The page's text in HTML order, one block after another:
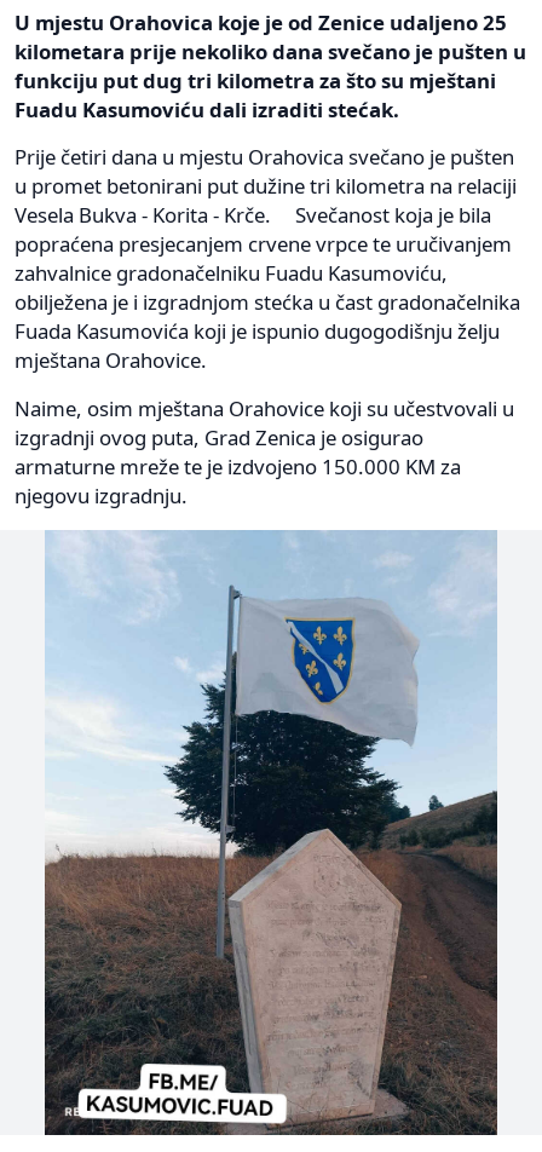
U mjestu Orahovica koje je od Zenice udaljeno 25
kilometara prije nekoliko dana svečano je pušten u
funkciju put dug tri kilometra za što su mještani
Fuadu Kasumoviću dali izraditi stećak.
Prije četiri dana u mjestu Orahovica svečano je pušten
u promet betonirani put dužine tri kilometra na relaciji
Vesela Bukva - Korita - Krče. Svečanost koja je bila
popraćena presjecanjem crvene vrpce te uručivanjem
zahvalnice gradonačelniku Fuadu Kasumoviću,
obilježena je i izgradnjom stećka u čast gradonačelnika
Fuada Kasumovića koji je ispunio dugogodišnju želju
mještana Orahovice.
Naime, osim mještana Orahovice koji su učestvovali u
izgradnji ovog puta, Grad Zenica je osigurao
armaturne mreže te je izdvojeno 150.000 KM za
njegovu izgradnju.